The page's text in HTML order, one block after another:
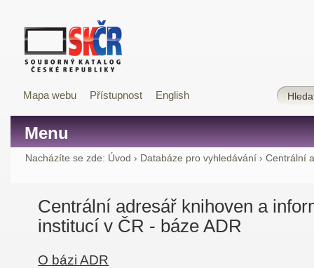
Mapa webu Přístupnost English
Menu
Nacházíte se zde: Úvod › Databáze pro vyhledávání › Centrální
Centrální adresář knihoven a
institucí v ČR - báze ADR
O bázi ADR